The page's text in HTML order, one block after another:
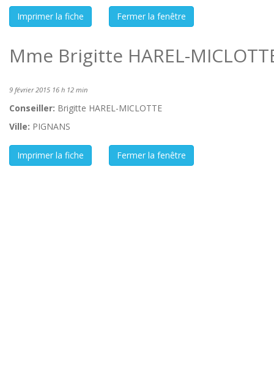
Mme Brigitte HAREL-
9 février 2015 16 h 12 min
Conseiller: Brigitte HAREL-MICLOTTE
Ville: PIGNANS